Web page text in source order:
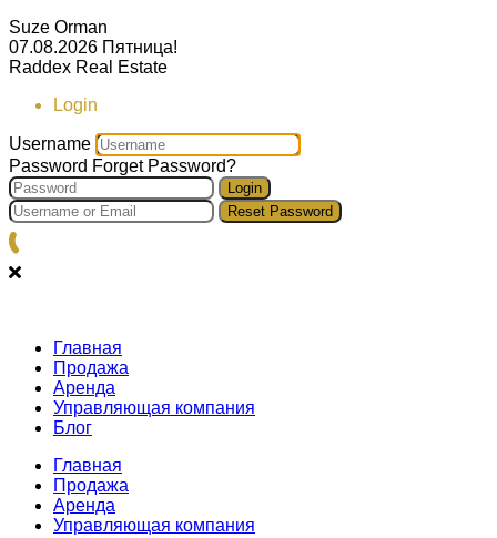
Suze Orman
07.08.2026 Пятница!
Raddex Real Estate
Login
Username
Password Forget Password?
Login
Reset Password
Главная
Продажа
Аренда
Управляющая компания
Блог
Главная
Продажа
Аренда
Управляющая компания